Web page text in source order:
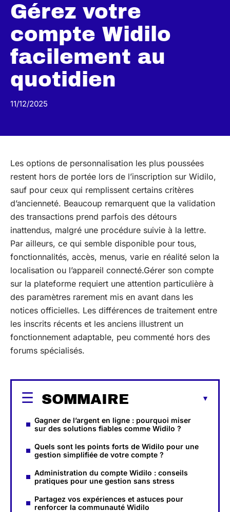
Gérez votre
compte Widilo
facilement au
quotidien
11/12/2025
Les options de personnalisation les plus poussées
restent hors de portée lors de l’inscription sur Widilo,
sauf pour ceux qui remplissent certains critères
d’ancienneté. Beaucoup remarquent que la validation
des transactions prend parfois des détours
inattendus, malgré une procédure suivie à la lettre.
Par ailleurs, ce qui semble disponible pour tous,
fonctionnalités, accès, menus, varie en réalité selon la
localisation ou l’appareil connecté.Gérer son compte
sur la plateforme requiert une attention particulière à
des paramètres rarement mis en avant dans les
notices officielles. Les différences de traitement entre
les inscrits récents et les anciens illustrent un
fonctionnement adaptable, peu commenté hors des
forums spécialisés.
SOMMAIRE
Gagner de l’argent en ligne : pourquoi miser
sur des solutions fiables comme Widilo ?
Quels sont les points forts de Widilo pour une
gestion simplifiée de votre compte ?
Administration du compte Widilo : conseils
pratiques pour une gestion sans stress
Partagez vos expériences et astuces pour
renforcer la communauté Widilo